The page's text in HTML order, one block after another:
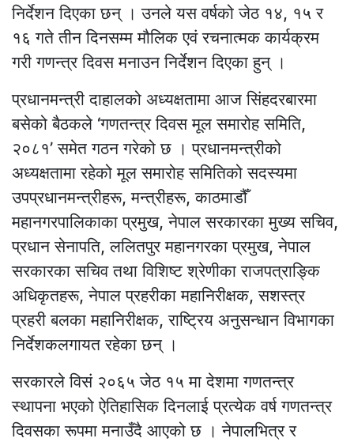
निर्देशन दिएका छन् । उनले यस वर्षको जेठ १४, १५ र
१६ गते तीन दिनसम्म मौलिक एवं रचनात्मक कार्यक्रम
गरी गणन्त्र दिवस मनाउन निर्देशन दिएका हुन् ।
प्रधानमन्त्री दाहालको अध्यक्षतामा आज सिंहदरबारमा
बसेको बैठकले ‘गणतन्त्र दिवस मूल समारोह समिति,
२०८१’ समेत गठन गरेको छ । प्रधानमन्त्रीको
अध्यक्षतामा रहेको मूल समारोह समितिको सदस्यमा
उपप्रधानमन्त्रीहरू, मन्त्रीहरू, काठमाडौँ
महानगरपालिकाका प्रमुख, नेपाल सरकारका मुख्य सचिव,
प्रधान सेनापति, ललितपुर महानगरका प्रमुख, नेपाल
सरकारका सचिव तथा विशिष्ट श्रेणीका राजपत्राङ्कि
अधिकृतहरू, नेपाल प्रहरीका महानिरीक्षक, सशस्त्र
प्रहरी बलका महानिरीक्षक, राष्ट्रिय अनुसन्धान विभागका
निर्देशकलगायत रहेका छन् ।
सरकारले विसं २०६५ जेठ १५ मा देशमा गणतन्त्र
स्थापना भएको ऐतिहासिक दिनलाई प्रत्येक वर्ष गणतन्त्र
दिवसका रूपमा मनाउँदै आएको छ । नेपालभित्र र